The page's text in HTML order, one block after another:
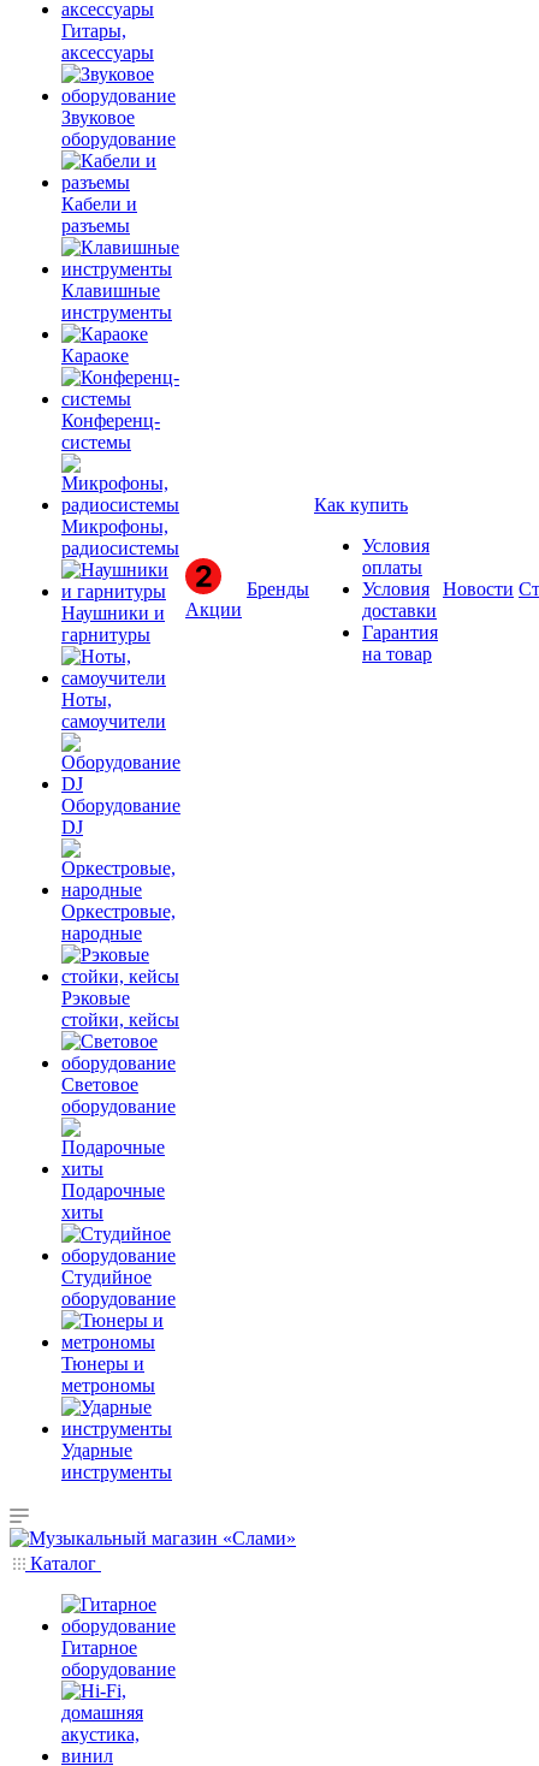
Гитары,
аксессуары
Звуковое
оборудование
Кабели и
разъемы
Клавишные
инструменты
Караоке
Конференц-
системы
Микрофоны,
радиосистемы
Наушники и
гарнитуры
Ноты,
самоучители
Оборудование
DJ
Оркестровые,
народные
Рэковые
стойки, кейсы
Световое
оборудование
Подарочные
хиты
Студийное
оборудование
Тюнеры и
метрономы
Ударные
инструменты
Акции
Бренды
Как купить
Условия
оплаты
Условия
доставки
Гарантия
на товар
Новости
Каталог
Гитарное
оборудование